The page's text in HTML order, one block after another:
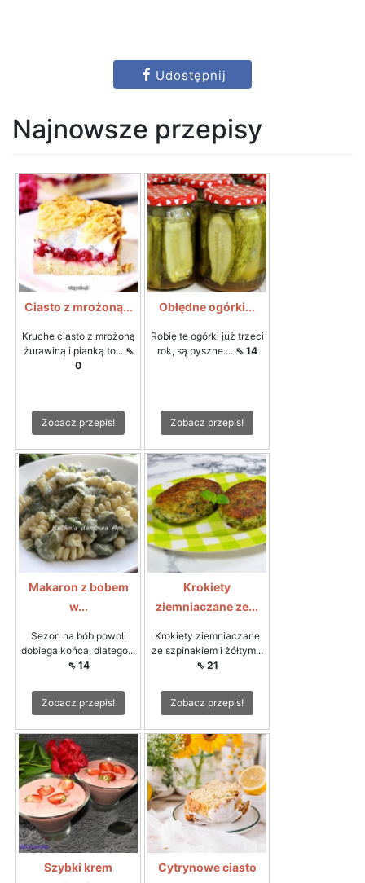
Udostępnij
Najnowsze przepisy
Ciasto z mrożoną...
Kruche ciasto z mrożoną
żurawiną i pianką to... ⇖
0
Zobacz przepis!
Obłędne ogórki...
Robię te ogórki już trzeci
rok, są pyszne.... ⇖ 14
Zobacz przepis!
Makaron z bobem
w...
Sezon na bób powoli
dobiega końca, dlatego...
⇖ 14
Zobacz przepis!
Krokiety
ziemniaczane ze...
Krokiety ziemniaczane
ze szpinakiem i żółtym...
⇖ 21
Zobacz przepis!
Szybki krem
Cytrynowe ciasto